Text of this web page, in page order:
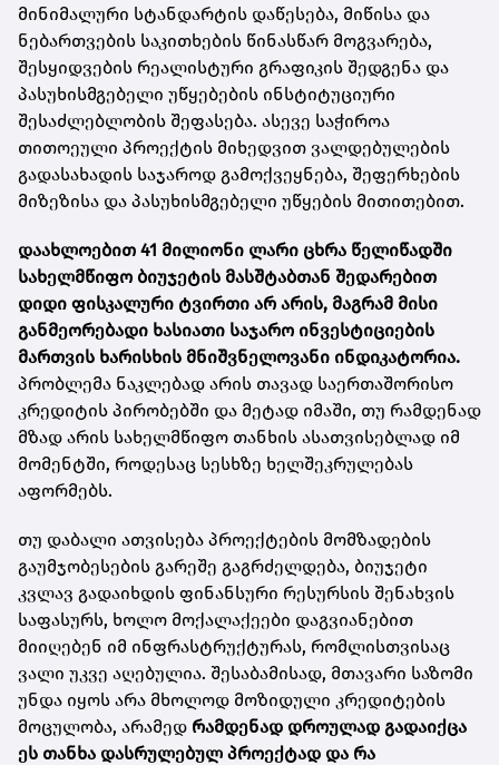
მინიმალური სტანდარტის დაწესება, მიწისა და
ნებართვების საკითხების წინასწარ მოგვარება,
შესყიდვების რეალისტური გრაფიკის შედგენა და
პასუხისმგებელი უწყებების ინსტიტუციური
შესაძლებლობის შეფასება. ასევე საჭიროა
თითოეული პროექტის მიხედვით ვალდებულების
გადასახადის საჯაროდ გამოქვეყნება, შეფერხების
მიზეზისა და პასუხისმგებელი უწყების მითითებით.
დაახლოებით 41 მილიონი ლარი ცხრა წელიწადში
სახელმწიფო ბიუჯეტის მასშტაბთან შედარებით
დიდი ფისკალური ტვირთი არ არის, მაგრამ მისი
განმეორებადი ხასიათი საჯარო ინვესტიციების
მართვის ხარისხის მნიშვნელოვანი ინდიკატორია.
პრობლემა ნაკლებად არის თავად საერთაშორისო
კრედიტის პირობებში და მეტად იმაში, თუ რამდენად
მზად არის სახელმწიფო თანხის ასათვისებლად იმ
მომენტში, როდესაც სესხზე ხელშეკრულებას
აფორმებს.
თუ დაბალი ათვისება პროექტების მომზადების
გაუმჯობესების გარეშე გაგრძელდება, ბიუჯეტი
კვლავ გადაიხდის ფინანსური რესურსის შენახვის
საფასურს, ხოლო მოქალაქეები დაგვიანებით
მიიღებენ იმ ინფრასტრუქტურას, რომლისთვისაც
ვალი უკვე აღებულია. შესაბამისად, მთავარი საზომი
უნდა იყოს არა მხოლოდ მოზიდული კრედიტების
მოცულობა, არამედ რამდენად დროულად გადაიქცა
ეს თანხა დასრულებულ პროექტად და რა